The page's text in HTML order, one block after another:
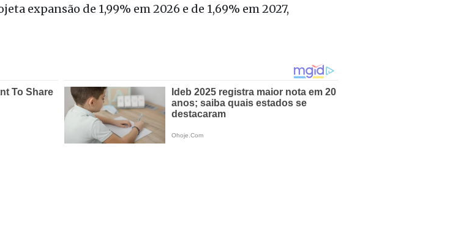
expansão de 1,99% em 2026 e de 1,69% em 2027,